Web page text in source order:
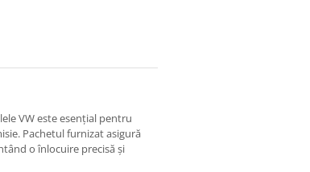
VW este esențial pentru
Pachetul furnizat asigură
o înlocuire precisă și